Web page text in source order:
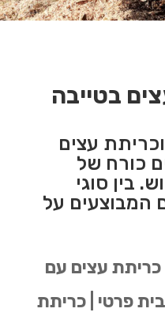
בטייבה
עצים
כורח של
בין סוגי
המבוצעים על
כריתת עצים עם
פרטי | כריתת